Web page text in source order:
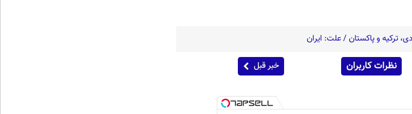
ترکیه و پاکستان / علت: ایران
نظرات کاربران خبر قبل